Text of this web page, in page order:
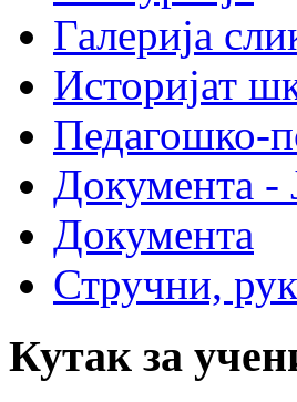
Галерија
Историјат
Педагошко-
Документа -
Документа
Стручни,
Кутак за